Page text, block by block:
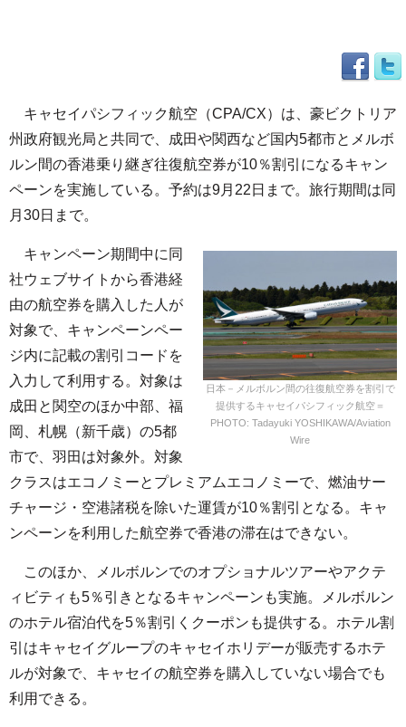
キャセイパシフィック航空（CPA/CX）は、豪ビクトリア
州政府観光局と共同で、成田や関西など国内5都市とメルボ
ルン間の香港乗り継ぎ往復航空券が10％割引になるキャン
ペーンを実施している。予約は9月22日まで。旅行期間は同
月30日まで。
日本－メルボルン間の往復航空券を割引で
提供するキャセイパシフィック航空＝
PHOTO: Tadayuki YOSHIKAWA/Aviation
Wire
キャンペーン期間中に同
社ウェブサイトから香港経
由の航空券を購入した人が
対象で、キャンペーンペー
ジ内に記載の割引コードを
入力して利用する。対象は
成田と関空のほか中部、福
岡、札幌（新千歳）の5都
市で、羽田は対象外。対象
クラスはエコノミーとプレミアムエコノミーで、燃油サー
チャージ・空港諸税を除いた運賃が10％割引となる。キャ
ンペーンを利用した航空券で香港の滞在はできない。
このほか、メルボルンでのオプショナルツアーやアクテ
ィビティも5％引きとなるキャンペーンも実施。メルボルン
のホテル宿泊代を5％割引くクーポンも提供する。ホテル割
引はキャセイグループのキャセイホリデーが販売するホテ
ルが対象で、キャセイの航空券を購入していない場合でも
利用できる。